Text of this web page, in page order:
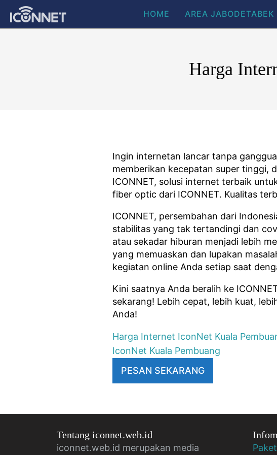
HOME AREA JABODETABEK
Harga
Ingin internetan lancar tanpa
memberikan kecepatan super tinggi,
ICONNET, solusi internet terbaik
fiber optic dari ICONNET. Kualitas
ICONNET, persembahan dari
stabilitas yang tak tertandingi dan
atau sekadar hiburan menjadi lebih
yang memuaskan dan lupakan
kegiatan online Anda setiap saat
Kini saatnya Anda beralih ke
sekarang! Lebih cepat, lebih kuat,
Anda!
Harga Internet IconNet Kuala
IconNet Kuala Pembuang
PESAN SEKARANG
Tentang iconnet.web.id
iconnet.web.id merupakan media